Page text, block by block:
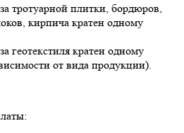
тротуарной плитки, бордюров,
кирпича кратен одному
геотекстиля кратен одному
от вида продукции).